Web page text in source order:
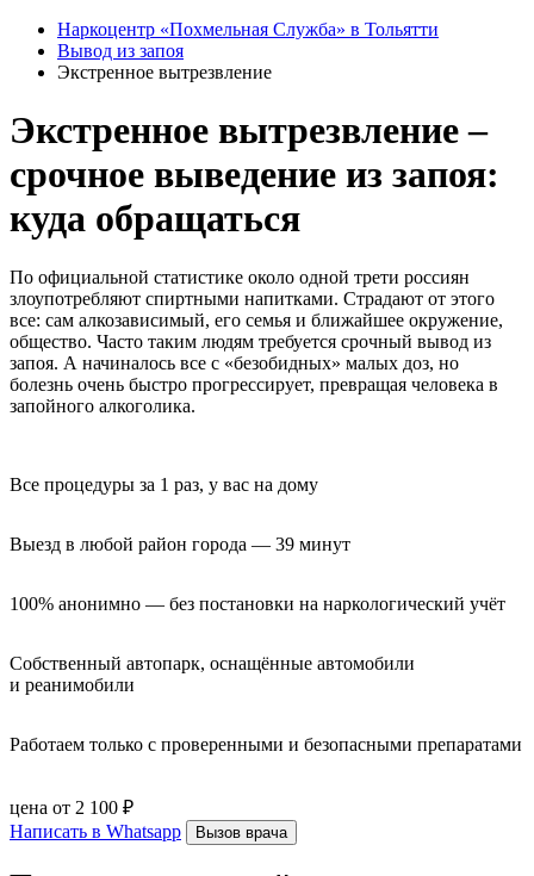
Наркоцентр «Похмельная Служба» в Тольятти
Вывод из запоя
Экстренное вытрезвление
Экстренное вытрезвление –
срочное выведение из запоя:
куда обращаться
По официальной статистике около одной трети россиян
злоупотребляют спиртными напитками. Страдают от этого
все: сам алкозависимый, его семья и ближайшее окружение,
общество. Часто таким людям требуется срочный вывод из
запоя. А начиналось все с «безобидных» малых доз, но
болезнь очень быстро прогрессирует, превращая человека в
запойного алкоголика.
Все процедуры за 1 раз, у вас на дому
Выезд в любой район города — 39 минут
100% анонимно — без постановки на наркологический учёт
Собственный автопарк, оснащённые автомобили
и реанимобили
Работаем только с проверенными и безопасными препаратами
цена от 2 100 ₽
Написать в Whatsapp
Вызов врача